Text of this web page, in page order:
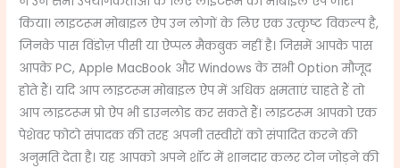
किया। लाइटरूम मोबाइल ऐप उन लोगों के लिए एक उत्कृष्ट विकल्प है,
जिनके पास विंडोज़ पीसी या ऐप्पल मैकबुक नहीं है। जिसमें आपके पास
आपके PC, Apple MacBook और Windows के सभी Option मौजूद
होते हैं। यदि आप लाइटरूम मोबाइल ऐप में अधिक क्षमताएं चाहते हैं तो
आप लाइटरूम प्रो ऐप भी डाउनलोड कर सकते हैं। लाइटरूम आपको एक
पेशेवर फोटो संपादक की तरह अपनी तस्वीरों को संपादित करने की
अनुमति देता है। यह आपको अपने शॉट में शानदार कलर टोन जोड़ने की